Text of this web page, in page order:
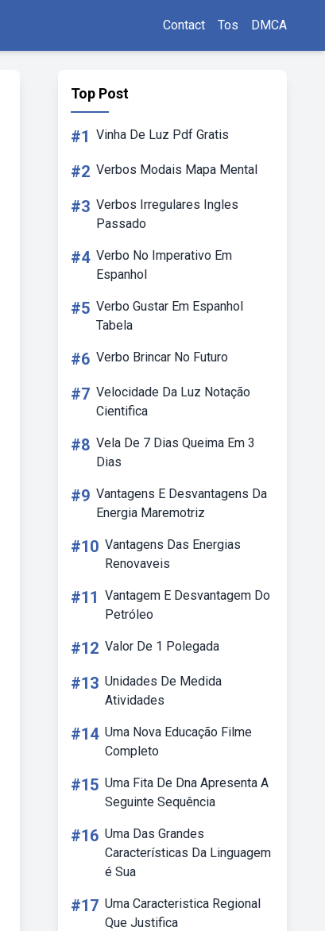
Contact Tos DMCA
Top Post
#1 Vinha De Luz Pdf Gratis
#2 Verbos Modais Mapa Mental
#3 Verbos Irregulares Ingles
Passado
#4 Verbo No Imperativo Em
Espanhol
#5 Verbo Gustar Em Espanhol
Tabela
#6 Verbo Brincar No Futuro
#7 Velocidade Da Luz Notação
Cientifica
#8 Vela De 7 Dias Queima Em 3
Dias
#9 Vantagens E Desvantagens Da
Energia Maremotriz
#10 Vantagens Das Energias
Renovaveis
#11 Vantagem E Desvantagem Do
Petróleo
#12 Valor De 1 Polegada
#13 Unidades De Medida
Atividades
#14 Uma Nova Educação Filme
Completo
#15 Uma Fita De Dna Apresenta A
Seguinte Sequência
#16 Uma Das Grandes
Características Da Linguagem
é Sua
#17 Uma Caracteristica Regional
Que Justifica